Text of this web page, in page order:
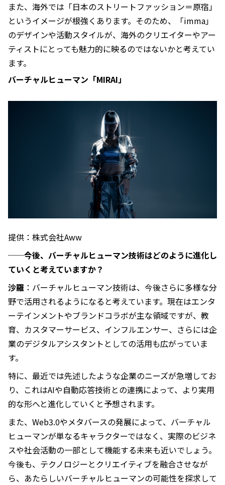
また、海外では「日本のストリートファッション＝原宿」
というイメージが根強くあります。そのため、「imma」
のデザインや活動スタイルが、海外のクリエイターやアー
ティストにとっても魅力的に映るのではないかと考えてい
ます。
バーチャルヒューマン「MIRAI」
提供：株式会社Aww
──今後、バーチャルヒューマン技術はどのように進化し
ていくと考えていますか？
沙羅 ：バーチャルヒューマン技術は、今後さらに多様な分
野で活用されるようになると考えています。現在はエンタ
ーテインメントやブランドコラボが主な領域ですが、教
育、カスタマーサービス、インフルエンサー、さらには企
業のデジタルアシスタントとしての活用も広がっていま
す。
特に、最近では先述したような企業のニーズが急増してお
り、これはAIや自動応答技術との連携によって、より実用
的な形へと進化していくと予想されます。
また、Web3.0やメタバースの発展によって、バーチャル
ヒューマンが単なるキャラクターではなく、実際のビジネ
スや社会活動の一部として機能する未来も近いでしょう。
今後も、テクノロジーとクリエイティブを融合させなが
ら、あたらしいバーチャルヒューマンの可能性を探求して